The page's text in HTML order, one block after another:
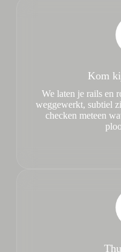
Kom
We laten je rails en
weggewerkt, subtiel
checken meteen